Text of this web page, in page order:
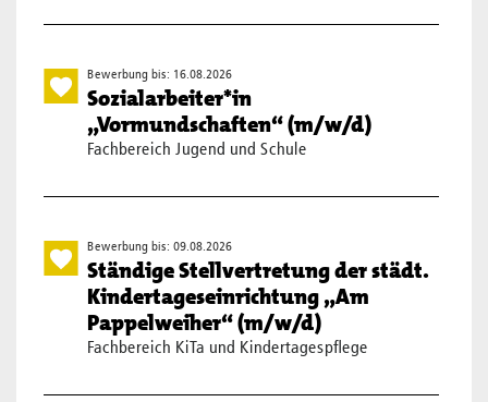
Bewerbung bis: 16.08.2026
Sozialarbeiter*in
„Vormundschaften“ (m/w/d)
Fachbereich Jugend und Schule
Bewerbung bis: 09.08.2026
Ständige Stellvertretung der städt.
Kindertageseinrichtung „Am
Pappelweiher“ (m/w/d)
Fachbereich KiTa und Kindertagespflege